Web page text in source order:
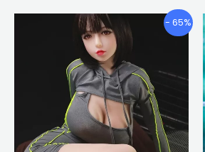
- 65%
Árkategória:
€711.83
€1,100.67
Ennek
terméknek
több
változata
van.